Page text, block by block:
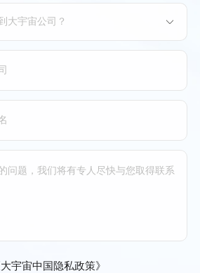
大宇宙公司？
大宇宙中国隐私政策》